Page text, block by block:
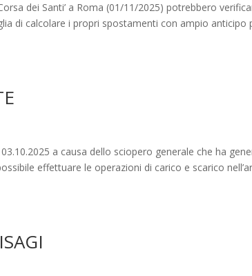
dei Santi’ a Roma (01/11/2025) potrebbero
di calcolare i propri spostamenti con ampio anticipo
a causa dello sciopero generale che ha
effettuare le operazioni di carico e scarico